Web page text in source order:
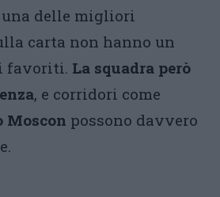
delle migliori
carta non hanno un
favoriti. La squadra però
, e corridori come
Moscon possono davvero